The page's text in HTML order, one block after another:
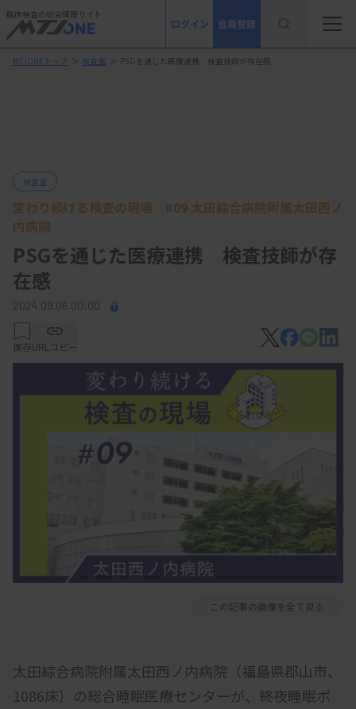
臨床検査の総合情報サイト
ログイン 会員登録
MTJONEトップ ＞ 検査室 ＞ PSGを通じた医療連携 検査技師が存在感
検査室
変わり続ける検査の現場 #09 太田綜合病院附属太田西ノ
内病院
PSGを通じた医療連携 検査技師が存
在感
2024.09.06 00:00
保存URLコピー
この記事の画像を全て見る
太田綜合病院附属太田西ノ内病院（福島県郡山市、
1086床）の総合睡眠医療センターが、終夜睡眠ポ